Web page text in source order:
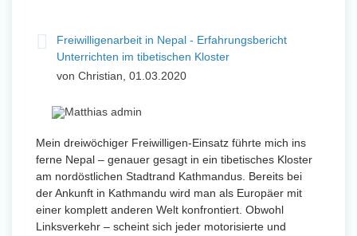
Freiwilligenarbeit in Nepal - Erfahrungsbericht
Unterrichten im tibetischen Kloster
von Christian, 01.03.2020
Mein dreiwöchiger Freiwilligen-Einsatz führte mich ins
ferne Nepal – genauer gesagt in ein tibetisches Kloster
am nordöstlichen Stadtrand Kathmandus. Bereits bei
der Ankunft in Kathmandu wird man als Europäer mit
einer komplett anderen Welt konfrontiert. Obwohl
Linksverkehr – scheint sich jeder motorisierte und